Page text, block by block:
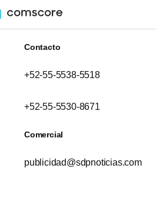
Contacto
+52-55-5538-5518
+52-55-5530-8671
Comercial
publicidad@sdpnoticias.com